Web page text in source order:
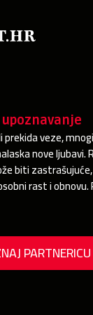
prekida veze,
nove ljubavi.
biti
rast i obnovu.